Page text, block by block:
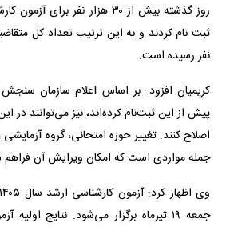
نفر رسیده است.
کریمیان افزود: بر اساس اعلام سازمان
پیش از این ثبت‌نام کرده‌اند، نیز می‌توانند در
اصلاح کنند. تغییر حوزه امتحانی، گروه
جمله مواردی است که امکان ویرایش آن
جمعه ۱۹ تیرماه برگزار می‌شود. نتایج